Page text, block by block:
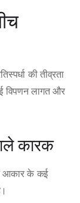
की तीव्रता
विपणन लागत और
कारक
आकार के कई